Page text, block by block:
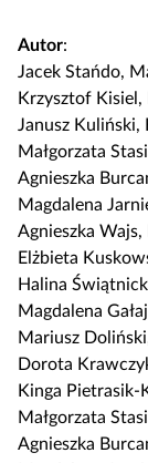
o
s
t
ę
p
n
i
j
i
e
r
z
Autor:
Jacek Stańdo,
Krzysztof Kisiel ,
Janusz Kuliński,
Małgorzata
Agnieszka
Magdalena
Agnieszka Wajs,
Elżbieta
Halina
Magdalena Gałaj
Mariusz Doliński
Dorota
Kinga Pietrasik-
Małgorzata
Agnieszka